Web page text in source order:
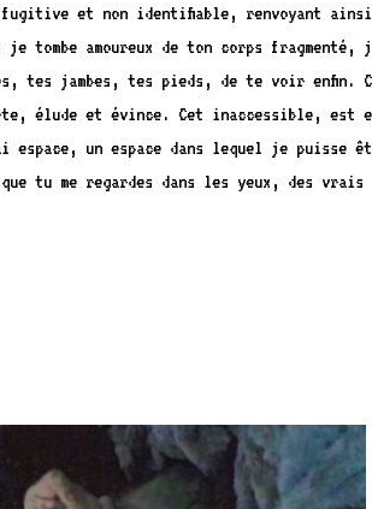
fugitive et non identifiable, renvoyant
amoureux de ton corps
jambes, tes pieds, de te voir enfin.
et évince. Cet inaccessible, est en
espace, un espace dans lequel je puisse
tu me regardes dans les yeux, des